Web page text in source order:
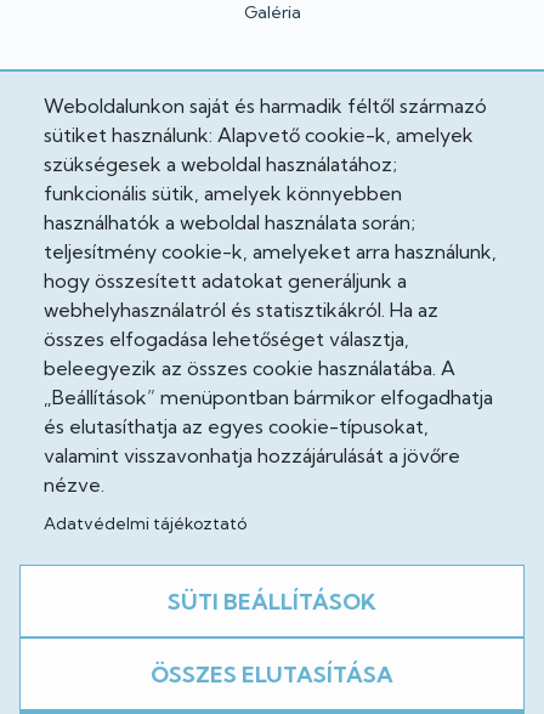
Weboldalunkon saját és harmadik féltől származó
sütiket használunk: Alapvető cookie-k, amelyek
szükségesek a weboldal használatához;
funkcionális sütik, amelyek könnyebben
használhatók a weboldal használata során;
teljesítmény cookie-k, amelyeket arra használunk,
hogy összesített adatokat generáljunk a
webhelyhasználatról és statisztikákról. Ha az
összes elfogadása lehetőséget választja,
beleegyezik az összes cookie használatába. A
„Beállítások” menüpontban bármikor elfogadhatja
és elutasíthatja az egyes cookie-típusokat,
valamint visszavonhatja hozzájárulását a jövőre
nézve.
Adatvédelmi tájékoztató
SÜTI BEÁLLÍTÁSOK
ÖSSZES ELUTASÍTÁSA
Galéria
Hivatalos
Adatkezelési tájékoztató
Adatvédelmi tisztviselő
Akadálymentesítési nyilatkozat
Cooekie szabályzat
Felhasználási feltételek
Impresszum
Jogi nyilatkozatok
Facebook
A weboldal fejlesztés alatt áll!